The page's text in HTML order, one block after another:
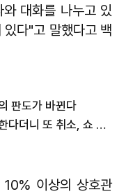
대화를 나누고 있
다"고 말했다고 백
판도가 바뀐다
이란 협상대표, 트럼프 조롱…"공격한다더니 또 취소, 쇼 외교"
이상의 상호관